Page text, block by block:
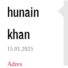
hunain
khan
15.01.2025
Adres